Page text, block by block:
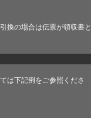
換の場合は伝票が領収書と
は下記例をご参照くださ